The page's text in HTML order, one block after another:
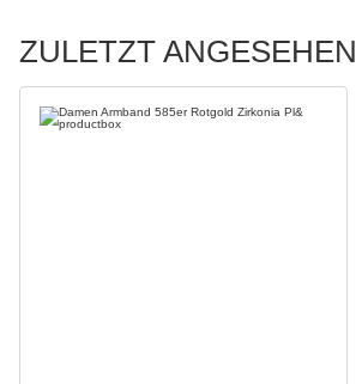
ZULETZT ANGESEHEN